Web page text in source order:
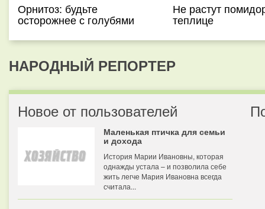
Орнитоз: будьте
осторожнее с голубями
Не растут
теплице
НАРОДНЫЙ РЕПОРТЕР
Новое от пользователей
Маленькая птичка для семьи
и дохода
История Марии Ивановны, которая
однажды устала – и позволила себе
жить легче Мария Ивановна всегда
считала...